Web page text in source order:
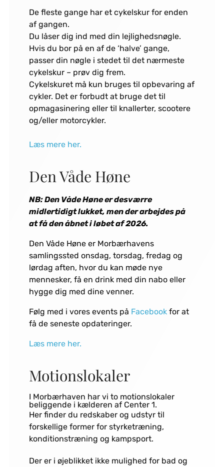
De fleste gange har et cykelskur for enden
af gangen.
Du låser dig ind med din lejlighedsnøgle.
Hvis du bor på en af de ‘halve’ gange,
passer din nøgle i stedet til det nærmeste
cykelskur – prøv dig frem.
Cykelskuret må kun bruges til opbevaring af
cykler. Det er forbudt at bruge det til
opmagasinering eller til knallerter, scootere
og/eller motorcykler.
Læs mere her.
Den Våde Høne
NB: Den Våde Høne er desværre
midlertidigt lukket, men der arbejdes på
at få den åbnet i løbet af 2026.
Den Våde Høne er Morbærhavens
samlingssted onsdag, torsdag, fredag og
lørdag aften, hvor du kan møde nye
mennesker, få en drink med din nabo eller
hygge dig med dine venner.
Følg med i vores events på Facebook for at
få de seneste opdateringer.
Læs mere her.
Motionslokaler
I Morbærhaven har vi to motionslokaler
beliggende i kælderen af Center 1.
Her finder du redskaber og udstyr til
forskellige former for styrketræning,
konditionstræning og kampsport.
Der er i øjeblikket ikke mulighed for bad og